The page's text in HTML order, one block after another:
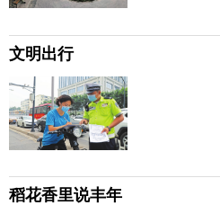
文明出行
稻花香里说丰年